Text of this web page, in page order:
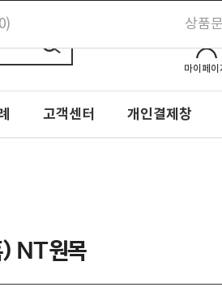
마이페이
고객센터 개인결제창
) NT원목
상품